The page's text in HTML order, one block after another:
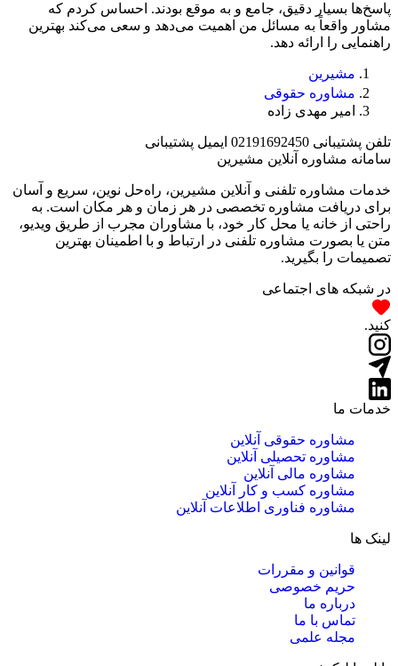
پاسخ‌ها بسیار دقیق، جامع و به موقع بودند. احساس کردم که
مشاور واقعاً به مسائل من اهمیت می‌دهد و سعی می‌کند بهترین
راهنمایی را ارائه دهد.
مشیرین
مشاوره حقوقی
امیر مهدی زاده
تلفن پشتیبانی 02191692450 ایمیل پشتیبانی
سامانه مشاوره آنلاین مشیرین
خدمات مشاوره تلفنی و آنلاین مشیرین، راه‌‌حل نوین، سریع و آسان
برای دریافت مشاوره تخصصی در هر زمان و هر مکان است. به
راحتی از خانه یا محل کار خود، با مشاوران مجرب از طریق ویدیو،
متن یا بصورت مشاوره تلفنی در ارتباط و با اطمینان بهترین
تصمیمات را بگیرید.
در شبکه های اجتماعی
کنید.
خدمات ما
مشاوره حقوقی آنلاین
مشاوره تحصیلی آنلاین
مشاوره مالی آنلاین
مشاوره کسب و کار آنلاین
مشاوره فناوری اطلاعات آنلاین
لینک ها
قوانین و مقررات
حریم خصوصی
درباره ما
تماس با ما
مجله علمی